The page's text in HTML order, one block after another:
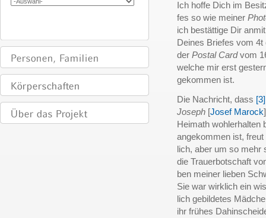
Ich hoffe Dich im
fes so wie meiner
ich bestättige Dir
Deines Briefes vom
der Postal Cardvom
welche mir erst
gekommen ist.
Die Nachricht, dass [3]
Joseph [Josef Marock
Heimath wohlerhalten
angekommen ist,
lich, aber um so mehr
die Trauerbotschaft
ben meiner lieben
Sie war wirklich ein
lich gebildetes
ihr frühes